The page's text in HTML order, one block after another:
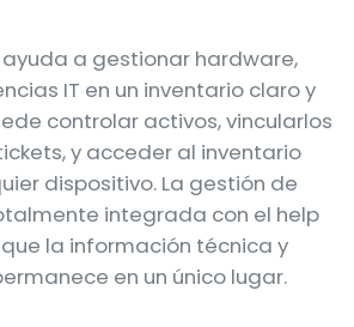
a gestionar hardware,
IT en un inventario claro y
controlar activos, vincularlos
y acceder al inventario
dispositivo. La gestión de
integrada con el help
que la información técnica y
en un único lugar.